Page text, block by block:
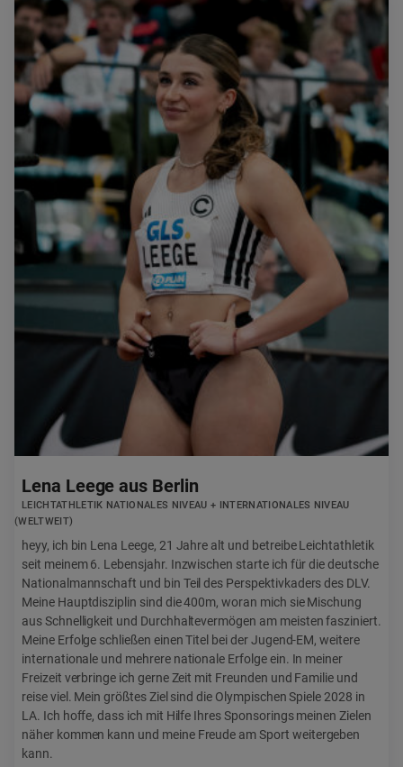
Lena Leege aus Berlin
LEICHTATHLETIK NATIONALES NIVEAU + INTERNATIONALES NIVEAU
(WELTWEIT)
heyy, ich bin Lena Leege, 21 Jahre alt und betreibe Leichtathletik
seit meinem 6. Lebensjahr. Inzwischen starte ich für die deutsche
Nationalmannschaft und bin Teil des Perspektivkaders des DLV.
Meine Hauptdisziplin sind die 400m, woran mich sie Mischung
aus Schnelligkeit und Durchhaltevermögen am meisten fasziniert.
Meine Erfolge schließen einen Titel bei der Jugend-EM, weitere
internationale und mehrere nationale Erfolge ein. In meiner
Freizeit verbringe ich gerne Zeit mit Freunden und Familie und
reise viel. Mein größtes Ziel sind die Olympischen Spiele 2028 in
LA. Ich hoffe, dass ich mit Hilfe Ihres Sponsorings meinen Zielen
näher kommen kann und meine Freude am Sport weitergeben
kann.